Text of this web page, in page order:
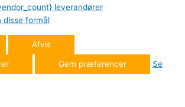
leverandører
disse formål
Afvis
Gem præferencer
Se